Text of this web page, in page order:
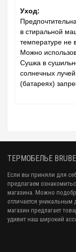
Уход:
в стиральной
температуре
Можно
Сушка в
солнечных
(батареях)
ТЕРМОБЕЛЬЕ
Если вы приняли для
предлагаем
магазина. Можно
отличается уникальным
магазин предлагает
удивит наш широкий